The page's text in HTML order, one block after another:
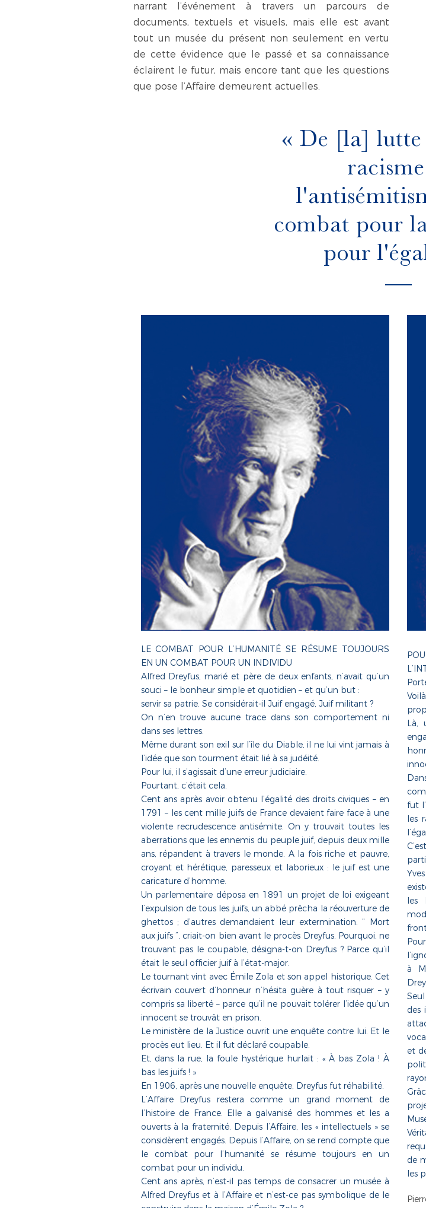
narrant l’événement à travers un parcours de
documents, textuels et visuels, mais elle est avant
tout un musée du présent non seulement en vertu
de cette évidence que le passé et sa connaissance
éclairent le futur, mais encore tant que les questions
que pose l’Affaire demeurent actuelles.
« De [la]
combat pour
pour
LE COMBAT POUR L’HUMANITÉ SE RÉSUME TOUJOURS
EN UN COMBAT POUR UN INDIVIDU
Alfred Dreyfus, marié et père de deux enfants, n’avait qu’un
souci – le bonheur simple et quotidien – et qu’un but :
servir sa patrie. Se considérait-il Juif engagé, Juif militant ?
On n’en trouve aucune trace dans son comportement ni
dans ses lettres.
Même durant son exil sur l’île du Diable, il ne lui vint jamais à
l’idée que son tourment était lié à sa judéité.
Pour lui, il s’agissait d’une erreur judiciaire.
Pourtant, c’était cela.
Cent ans après avoir obtenu l’égalité des droits civiques – en
1791 – les cent mille juifs de France devaient faire face à une
violente recrudescence antisémite. On y trouvait toutes les
aberrations que les ennemis du peuple juif, depuis deux mille
ans, répandent à travers le monde. A la fois riche et pauvre,
croyant et hérétique, paresseux et laborieux : le juif est une
caricature d’homme.
Un parlementaire déposa en 1891 un projet de loi exigeant
l’expulsion de tous les juifs, un abbé prêcha
la réouverture de
ghettos ; d’autres demandaient leur extermination. “ Mort
aux juifs ”, criait-on bien avant le procès Dreyfus. Pourquoi, ne
trouvant pas le coupable, désigna-t-on Dreyfus ? Parce qu’il
était le seul officier juif à l’état-major.
Le tournant vint avec Émile Zola et son appel historique. Cet
écrivain couvert d’honneur n’hésita guère à tout risquer – y
compris sa liberté – parce qu’il ne pouvait tolérer l’idée qu’un
innocent se trouvât en prison.
Le ministère de la Justice ouvrit une enquête contre lui. Et le
procès eut lieu. Et il fut déclaré coupable.
Et, dans la rue, la foule hystérique hurlait : « À bas Zola ! À
bas les juifs ! »
En 1906, après une nouvelle enquête, Dreyfus fut réhabilité.
L’Affaire Dreyfus restera comme un grand moment de
l’histoire de France. Elle a galvanisé des hommes et les a
ouverts à la fraternité. Depuis l’Affaire, les « intellectuels » se
considèrent engagés. Depuis l’Affaire, on se rend compte que
le combat pour l’humanité se résume toujours en un
combat pour un individu.
Cent ans après, n’est-il pas temps de consacrer un musée à
Alfred Dreyfus et à l’Affaire et n’est-ce passymbolique de le
Là,
fut
les
les
à
des
et
de
les